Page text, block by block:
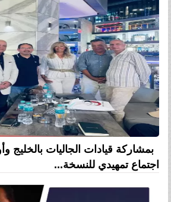
بمشاركة قيادات الجاليات بالخليج
اجتماع تمهيدي للنسخة...